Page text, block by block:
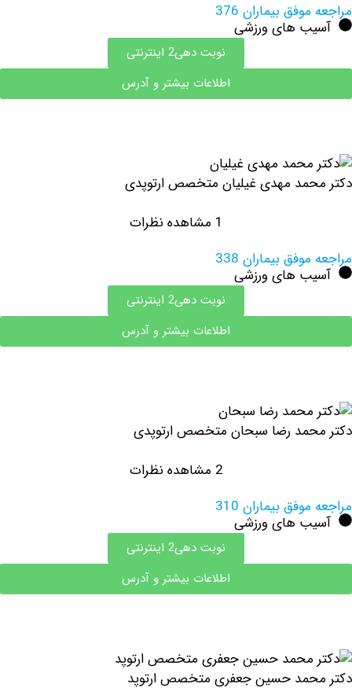
بیماران 376
های ورزشی
نوبت دهی2 اینترنتی
اطلاعات بیشتر و آدرس
مهدی غیلیان متخصص ارتوپدی
بیماران 338
های ورزشی
نوبت دهی2 اینترنتی
اطلاعات بیشتر و آدرس
رضا سبحان متخصص ارتوپدی
بیماران 310
های ورزشی
نوبت دهی2 اینترنتی
اطلاعات بیشتر و آدرس
حسین جعفری متخصص ارتوپد